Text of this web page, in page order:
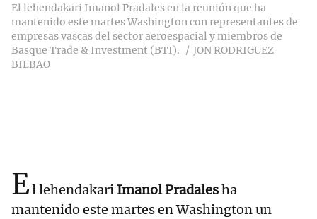
El lehendakari Imanol Pradales en la reunión que ha
mantenido este martes Washington con representantes de
empresas vascas del sector aeroespacial y miembros de
Basque Trade & Investment (BTI).
JON RODRIGUEZ
BILBAO
El lehendakari Imanol Pradalesha
mantenido este martes en Washington un